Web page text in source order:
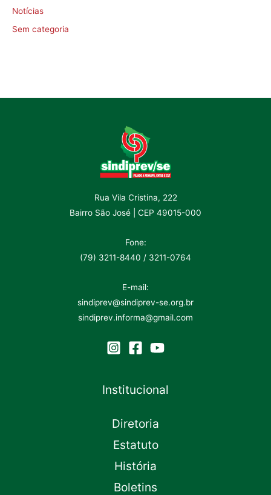
Notícias
Sem categoria
Rua Vila Cristina, 222
Bairro São José | CEP 49015-000
Fone:
(79) 3211-8440 / 3211-0764
E-mail:
sindiprev@sindiprev-se.org.br
sindiprev.informa@gmail.com
Institucional
Diretoria
Estatuto
História
Boletins